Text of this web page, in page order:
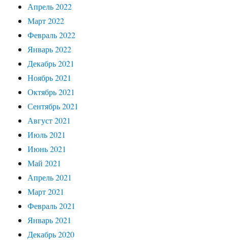
Апрель 2022
Март 2022
Февраль 2022
Январь 2022
Декабрь 2021
Ноябрь 2021
Октябрь 2021
Сентябрь 2021
Август 2021
Июль 2021
Июнь 2021
Май 2021
Апрель 2021
Март 2021
Февраль 2021
Январь 2021
Декабрь 2020